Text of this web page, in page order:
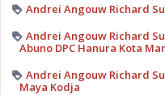
Andrei Angouw Richard
Andrei Angouw Richard
Abuno DPC Hanura Kota
Andrei Angouw Richard
Maya Kodja